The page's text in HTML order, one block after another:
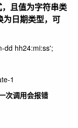
且值为字符串类
日期类型，可
dd hh24:mi:ss';
1
次调用会报错